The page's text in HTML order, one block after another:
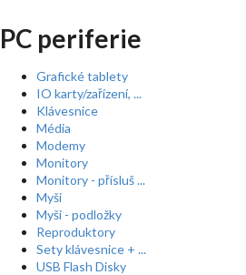
PC periferie
Grafické tablety
IO karty/zařízení, ...
Klávesnice
Média
Modemy
Monitory
Monitory - přísluš ...
Myši
Myši - podložky
Reproduktory
Sety klávesnice + ...
USB Flash Disky